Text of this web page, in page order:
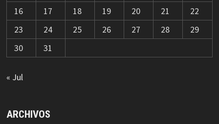
16
17 18 19 20 21
22
23
24 25 26 27 28
29
30
31
« Jul
ARCHIVOS